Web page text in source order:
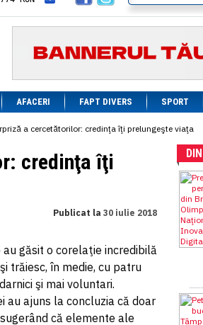
RON
RON
RON
RON
RON
RON
RON
RON
RON
RON
RON
RON
RON
RON
RON
RON
AFACERI FAPT DIVERS SPORT
a cercetătorilor: credinţa îţi prelungeşte viaţa
credinţa îţi
Publicat la 30 iulie 2018
găsit o corelaţie incredibilă
trăiesc, în medie, cu patru
şi mai voluntari.
au ajuns la concluzia că doar
că elemente ale